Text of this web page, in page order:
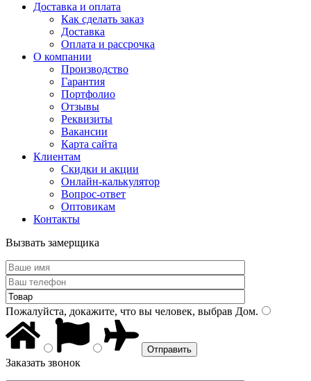
Доставка и оплата
Как сделать заказ
Доставка
Оплата и рассрочка
О компании
Производство
Гарантия
Портфолио
Отзывы
Реквизиты
Вакансии
Карта сайта
Клиентам
Скидки и акции
Онлайн-калькулятор
Вопрос-ответ
Оптовикам
Контакты
Вызвать замерщика
Пожалуйста, докажите, что вы человек, выбрав Дом.
Заказать звонок